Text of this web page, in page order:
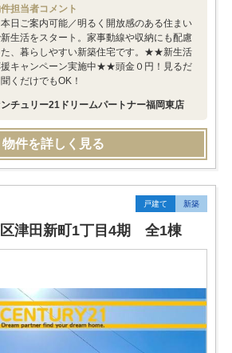
担当者コメント
日ご案内可能／明るく開放感のある住まい
生活をスタート。家事動線や収納にも配慮
た、暮らしやすい新築住宅です。★★新生活
援キャンペーン実施中★★頭金０円！見るだ
くだけでもOK！
チュリー21ドリームパートナー福岡東店
物件を詳しく見る
戸建て 新築
津田新町1丁目4期 全1棟